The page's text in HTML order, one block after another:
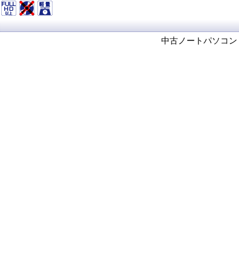
中古ノートパソコン